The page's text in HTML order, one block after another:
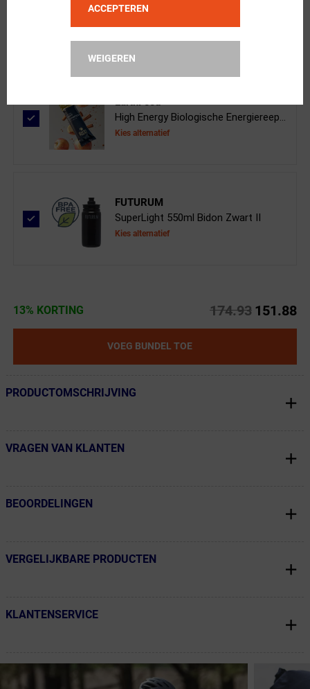
ACCEPTEREN
WEIGEREN
EarthFood
High Energy Biologische Energiereep...
Kies alternatief
FUTURUM
SuperLight 550ml Bidon Zwart II
Kies alternatief
13% KORTING 174.93 151.88
VOEG BUNDEL TOE
← Terug naar productnavigatie
PRODUCTOMSCHRIJVING
← Terug naar productnavigatie
VRAGEN VAN KLANTEN
← Terug naar productnavigatie
BEOORDELINGEN
← Terug naar productnavigatie
VERGELIJKBARE PRODUCTEN
← Terug naar productnavigatie
KLANTENSERVICE